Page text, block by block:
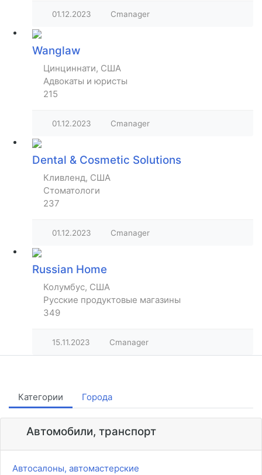
01.12.2023 Cmanager
Wanglaw
Цинциннати, США
Адвокаты и юристы
215
01.12.2023 Cmanager
Dental & Cosmetic Solutions
Кливленд, США
Стоматологи
237
01.12.2023 Cmanager
Russian Home
Колумбус, США
Русские продуктовые магазины
349
15.11.2023 Cmanager
Категории Города
Автомобили, транспорт
Автосалоны, автомастерские